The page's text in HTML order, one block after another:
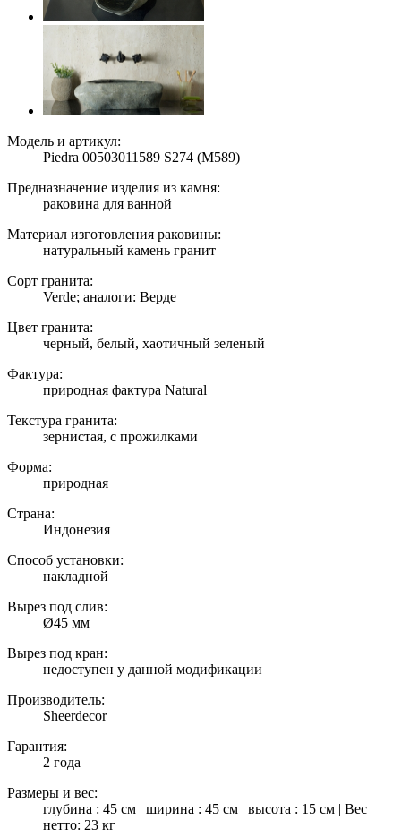
Модель и артикул:
Piedra 00503011589 S274 (M589)
Предназначение изделия из камня:
раковина для ванной
Материал изготовления раковины:
натуральный камень гранит
Сорт гранита:
Verde; аналоги: Верде
Цвет гранита:
черный, белый, хаотичный зеленый
Фактура:
природная фактура Natural
Текстура гранита:
зернистая, с прожилками
Форма:
природная
Страна:
Индонезия
Способ установки:
накладной
Вырез под слив:
Ø45 мм
Вырез под кран:
недоступен у данной модификации
Производитель:
Sheerdecor
Гарантия:
2 года
Размеры и вес:
глубина : 45 см | ширина : 45 см | высота : 15 см | Вес
нетто: 23 кг